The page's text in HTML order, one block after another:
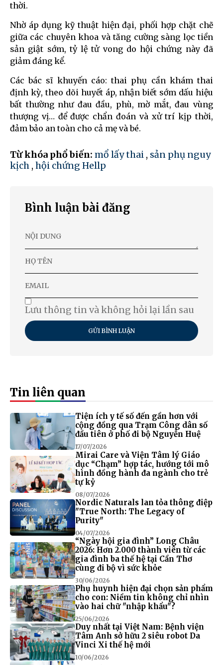
thời.
Nhờ áp dụng kỹ thuật hiện đại, phối hợp chặt chẽ
giữa các chuyên khoa và tăng cường sàng lọc tiền
sản giật sớm, tỷ lệ tử vong do hội chứng này đã
giảm đáng kể.
Các bác sĩ khuyến cáo: thai phụ cần khám thai
định kỳ, theo dõi huyết áp, nhận biết sớm dấu hiệu
bất thường như đau đầu, phù, mờ mắt, đau vùng
thượng vị… để được chẩn đoán và xử trí kịp thời,
đảm bảo an toàn cho cả mẹ và bé.
Từ khóa phổ biến: mổ lấy thai , sản phụ nguy
kịch , hội chứng Hellp
Bình luận bài đăng
Lưu thông tin và không hỏi lại lần sau
GỬI BÌNH LUẬN
Tin liên quan
Tiện ích y tế số đến gần hơn với
cộng đồng qua Trạm Công dân số
đầu tiên ở phố đi bộ Nguyễn Huệ
17/07/2026
Mirai Care và Viện Tâm lý Giáo
dục “Chạm” hợp tác, hướng tới mô
hình đồng hành đa ngành cho trẻ
tự kỷ
08/07/2026
Nordic Naturals lan tỏa thông điệp
"True North: The Legacy of
Purity"
04/07/2026
“Ngày hội gia đình” Long Châu
2026: Hơn 2.000 thành viên từ các
gia đình ba thế hệ tại Cần Thơ
cùng đi bộ vì sức khỏe
30/06/2026
Phụ huynh hiện đại chọn sản phẩm
cho con: Niềm tin không chỉ nhìn
vào hai chữ "nhập khẩu"?
25/06/2026
Duy nhất tại Việt Nam: Bệnh viện
Tâm Anh sở hữu 2 siêu robot Da
Vinci Xi thế hệ mới
10/06/2026